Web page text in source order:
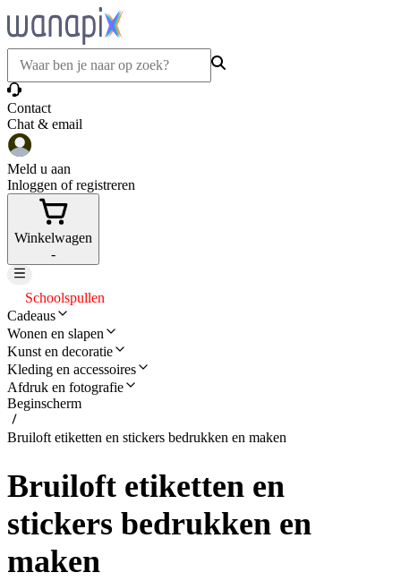
Contact
Chat & email
Meld u aan
Inloggen of registreren
Winkelwagen
-
Schoolspullen
Cadeaus
Wonen en slapen
Kunst en decoratie
Kleding en accessoires
Afdruk en fotografie
Beginscherm
Bruiloft etiketten en stickers bedrukken en maken
Bruiloft etiketten en
stickers bedrukken en
maken